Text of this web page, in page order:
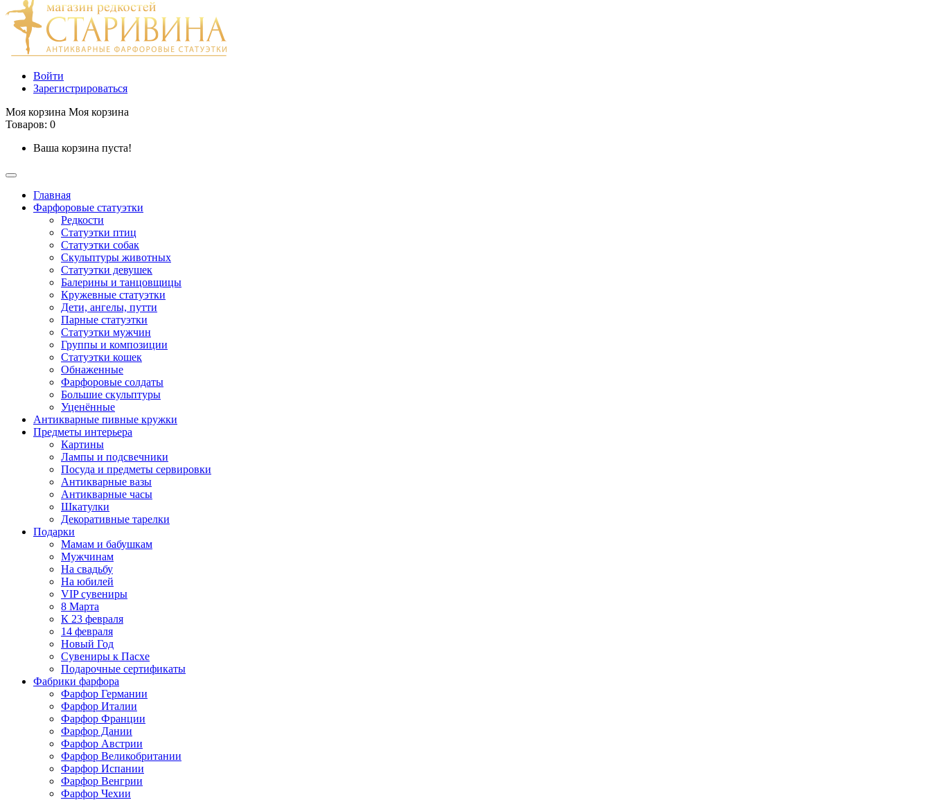
Войти
Зарегистрироваться
Моя корзина Моя корзина
Товаров: 0
Ваша корзина пуста!
Главная
Фарфоровые статуэтки
Редкости
Cтатуэтки птиц
Cтатуэтки собак
Скульптуры животных
Статуэтки девушек
Балерины и танцовщицы
Кружевные статуэтки
Дети, ангелы, путти
Парные статуэтки
Статуэтки мужчин
Группы и композиции
Статуэтки кошек
Обнаженные
Фарфоровые солдаты
Большие скульптуры
Уценённые
Антикварные пивные кружки
Предметы интерьера
Картины
Лампы и подсвечники
Посуда и предметы сервировки
Антикварные вазы
Антикварные часы
Шкатулки
Декоративные тарелки
Подарки
Мамам и бабушкам
Мужчинам
На свадьбу
На юбилей
VIP сувениры
8 Марта
К 23 февраля
14 февраля
Новый Год
Сувениры к Пасхе
Подарочные сертификаты
Фабрики фарфора
Фарфор Германии
Фарфор Италии
Фарфор Франции
Фарфор Дании
Фарфор Австрии
Фарфор Великобритании
Фарфор Испании
Фарфор Венгрии
Фарфор Чехии